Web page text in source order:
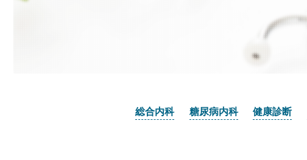
総合内科 糖尿病内科 健康診断